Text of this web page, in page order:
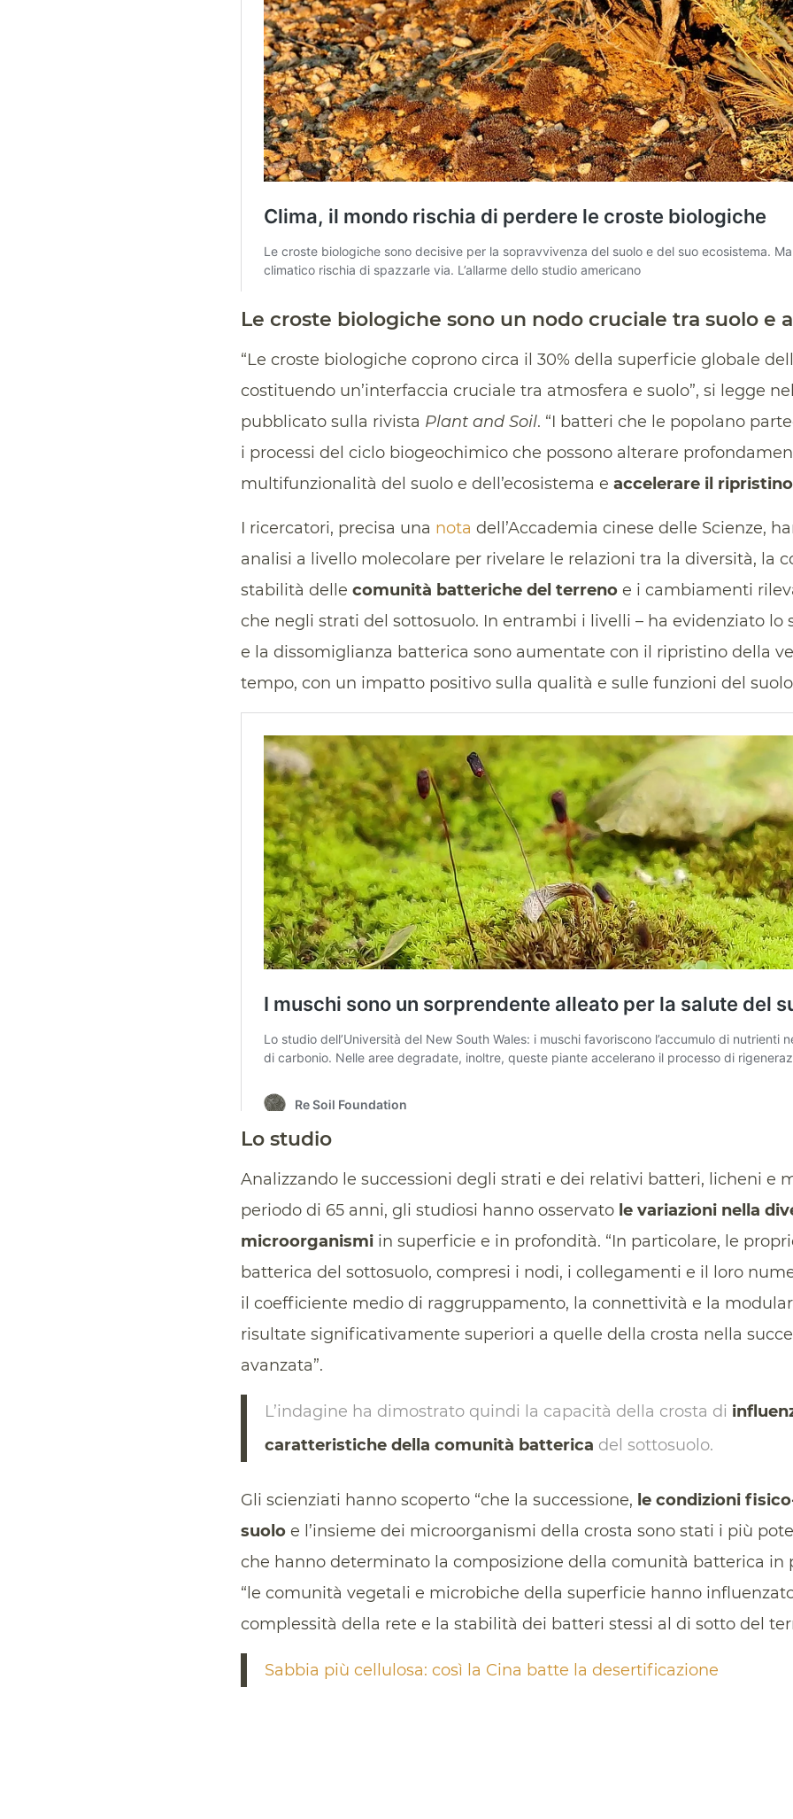
Le croste biologiche sono un nodo cruciale tra suolo e
“Le croste biologiche coprono circa il 30% della superficie globale
costituendo un’interfaccia cruciale tra atmosfera e suolo”, si legge
pubblicato sulla rivista Plant and Soil. “I batteri che le popolano
i processi del ciclo biogeochimico che possono alterare
multifunzionalità del suolo e dell’ecosistema e accelerare il ripristino
I ricercatori, precisa una nota dell’Accademia cinese delle Scienze,
analisi a livello molecolare per rivelare le relazioni tra la diversità, la
stabilità delle comunità batteriche del terreno e i cambiamenti
che negli strati del sottosuolo. In entrambi i livelli – ha evidenziato lo
e la dissomiglianza batterica sono aumentate con il ripristino della
tempo, con un impatto positivo sulla qualità e sulle funzioni del
Lo studio
Analizzando le successioni degli strati e dei relativi batteri, licheni e
periodo di 65 anni, gli studiosi hanno osservato le variazioni nella
microorganismi in superficie e in profondità. “In particolare, le
batterica del sottosuolo, compresi i nodi, i collegamenti e il loro
il coefficiente medio di raggruppamento, la connettività e la
risultate significativamente superiori a quelle della crosta nella
avanzata”.
L’indagine ha dimostrato quindi la capacità della crosta di
caratteristiche della comunità batterica del sottosuolo.
Gli scienziati hanno scoperto “che la successione, le condizioni
suolo e l’insieme dei microorganismi della crosta sono stati i più
che hanno determinato la composizione della comunità batterica in
“le comunità vegetali e microbiche della superficie hanno
complessità della rete e la stabilità dei batteri stessi al di sotto del
Sabbia più cellulosa: così la Cina batte la desertificazione